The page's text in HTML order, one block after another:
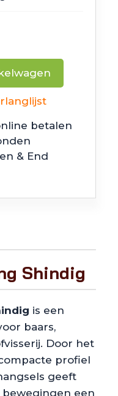
betalen
& End
Shindig
is een
baars,
Door het
profiel
geeft
een